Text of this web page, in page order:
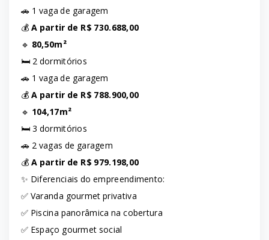
🚗 1 vaga de garagem
💰 A partir de R$ 730.688,00
🔹 80,50m²
🛏️ 2 dormitórios
🚗 1 vaga de garagem
💰 A partir de R$ 788.900,00
🔹 104,17m²
🛏️ 3 dormitórios
🚗 2 vagas de garagem
💰 A partir de R$ 979.198,00
✨ Diferenciais do empreendimento:
✅ Varanda gourmet privativa
✅ Piscina panorâmica na cobertura
✅ Espaço gourmet social